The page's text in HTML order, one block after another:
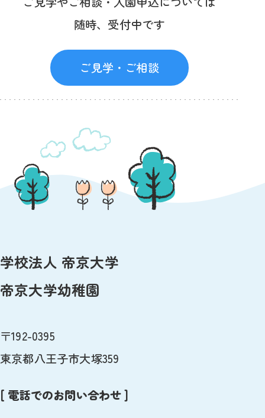
随時、受付中です
ご見学・ご相談
学校法人 帝京大学
帝京大学幼稚園
〒192-0395
東京都八王子市大塚359
[ 電話でのお問い合わせ ]